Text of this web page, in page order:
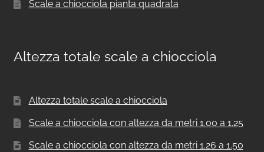
Scale a chiocciola pianta quadrata
Altezza totale scale a chiocciola
Altezza totale scale a chiocciola
Scale a chiocciola con altezza da metri 1.00 a 1.25
Scale a chiocciola con altezza da metri 1.26 a 1.50